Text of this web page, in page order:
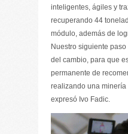
inteligentes, ágiles y
recuperando 44
módulo, además de
Nuestro siguiente
del cambio, para que
permanente de
realizando una minería
expresó Ivo Fadic.